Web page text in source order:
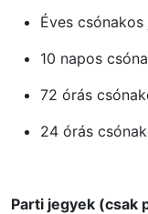
Éves csónakos
10 napos
72 órás
24 órás
Parti jegyek (csak